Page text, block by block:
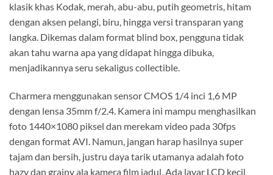
klasik khas Kodak, merah, abu-abu, putih geometris, hitam
dengan aksen pelangi, biru, hingga versi transparan yang
langka. Dikemas dalam format blind box, pengguna tidak
akan tahu warna apa yang didapat hingga dibuka,
menjadikannya seru sekaligus collectible.
Charmera menggunakan sensor CMOS 1/4 inci 1,6 MP
dengan lensa 35mm f/2.4. Kamera ini mampu menghasilkan
foto 1440×1080 piksel dan merekam video pada 30fps
dengan format AVI. Namun, jangan harap hasilnya super
tajam dan bersih, justru daya tarik utamanya adalah foto
hazy dan grainy ala kamera film jadul. Ada layar LCD kecil